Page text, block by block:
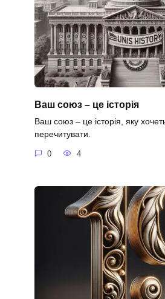
Ваш союз – це історія
Ваш союз – це історія, яку
перечитувати.
0 4